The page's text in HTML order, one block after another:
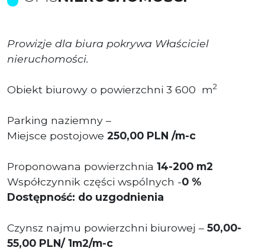
Prowizje dla biura pokrywa Właściciel
nieruchomości.
Obiekt biurowy o powierzchni 3 600 m2
Parking naziemny –
Miejsce postojowe 250,00 PLN /m-c
Proponowana powierzchnia 14-200 m2
Współczynnik części wspólnych -0 %
Dostępność: do uzgodnienia
Czynsz najmu powierzchni biurowej – 50,00-
55,00 PLN/ 1m2/m-c